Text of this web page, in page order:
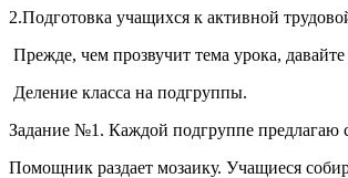
2.Подготовка учащихся к активной
Прежде, чем прозвучит тема урока,
Деление класса на подгруппы.
Задание №1. Каждой подгруппе предлагаю
Помощник раздает мозаику. Учащиеся